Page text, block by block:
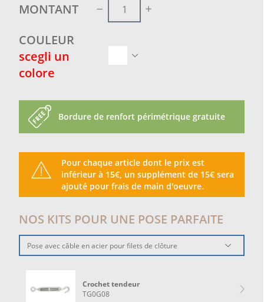
MONTANT
COULEUR
scegli un
colore
Bordure de renfort périmétrique gratuite
Pour chaque article dont le prix est
inférieur à 15€, un supplément de 15€ sera
ajouté pour frais de main d'oeuvre.
NOS KITS POUR UNE POSE PARFAITE
Pose avec câble en acier pour filets de clôture
Crochet tendeur
TG0G08